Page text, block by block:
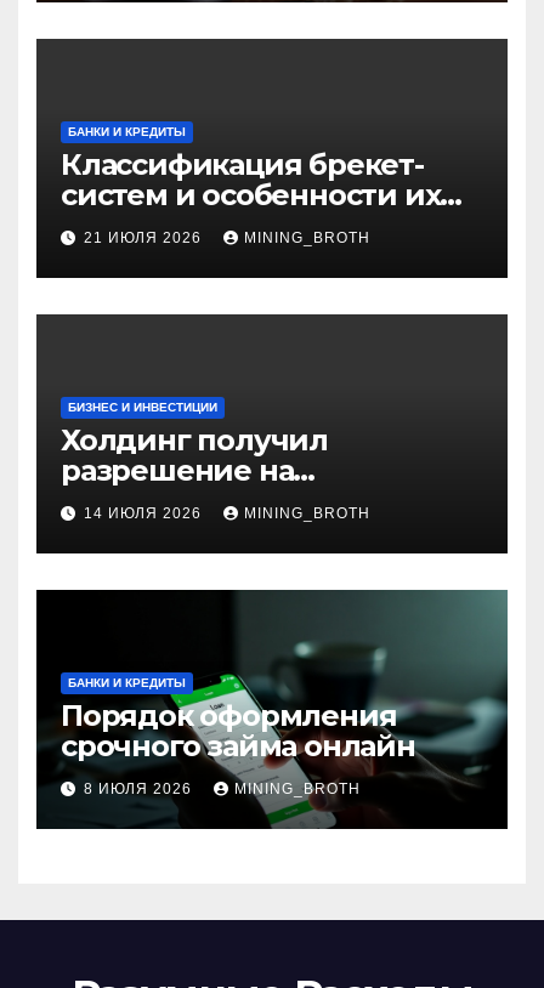
БАНКИ И КРЕДИТЫ
Классификация брекет-
систем и особенности их
установки
21 ИЮЛЯ 2026 MINING_BROTH
БИЗНЕС И ИНВЕСТИЦИИ
Холдинг получил
разрешение на
приобретение банка в
Турции
14 ИЮЛЯ 2026 MINING_BROTH
БАНКИ И КРЕДИТЫ
Порядок оформления
срочного займа онлайн
8 ИЮЛЯ 2026 MINING_BROTH